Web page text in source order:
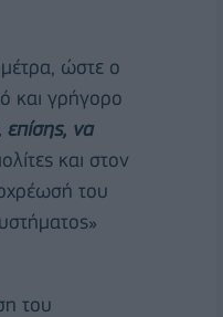
ώστε ο
και γρήγορο
επίσης, να
και στον
του
του